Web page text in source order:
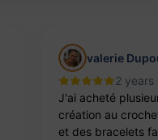
valerie
2 years
J'ai acheté
création au
et des bracelets